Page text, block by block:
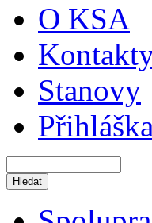
O KSA
Stanovy
Přihláška